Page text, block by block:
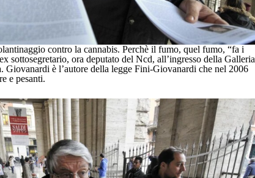
contro la cannabis. Perchè il fumo, quel fumo, “fa i
sottosegretario, ora deputato del Ncd, all’ingresso della Galleria
Giovanardi è l’autore della legge Fini-Giovanardi che nel 2006
e pesanti.